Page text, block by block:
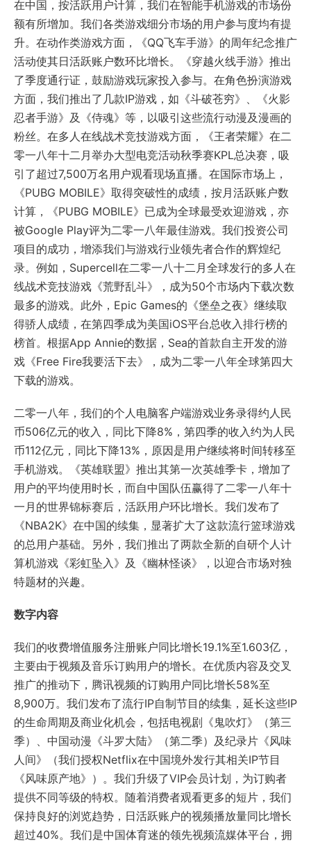
在中国，按活跃用户计算，我们在智能手机游戏的市场份
额有所增加。我们各类游戏细分市场的用户参与度均有提
升。在动作类游戏方面，《QQ飞车手游》的周年纪念推广
活动使其日活跃账户数环比增长。《穿越火线手游》推出
了季度通行证，鼓励游戏玩家投入参与。在角色扮演游戏
方面，我们推出了几款IP游戏，如《斗破苍穷》、《火影
忍者手游》及《侍魂》等，以吸引这些流行动漫及漫画的
粉丝。在多人在线战术竞技游戏方面，《王者荣耀》在二
零一八年十二月举办大型电竞活动秋季赛KPL总决赛，吸
引了超过7,500万名用户观看现场直播。在国际市场上，
《PUBG MOBILE》取得突破性的成绩，按月活跃账户数
计算，《PUBG MOBILE》已成为全球最受欢迎游戏，亦
被Google Play评为二零一八年最佳游戏。我们投资公司
项目的成功，增添我们与游戏行业领先者合作的辉煌纪
录。例如，Supercell在二零一八十二月全球发行的多人在
线战术竞技游戏《荒野乱斗》，成为50个市场内下载次数
最多的游戏。此外，Epic Games的《堡垒之夜》继续取
得骄人成绩，在第四季成为美国iOS平台总收入排行榜的
榜首。根据App Annie的数据，Sea的首款自主开发的游
戏《Free Fire我要活下去》，成为二零一八年全球第四大
下载的游戏。
二零一八年，我们的个人电脑客户端游戏业务录得约人民
币506亿元的收入，同比下降8%，第四季的收入约为人民
币112亿元，同比下降13%，原因是用户继续将时间转移至
手机游戏。《英雄联盟》推出其第一次英雄季卡，增加了
用户的平均使用时长，而自中国队伍赢得了二零一八年十
一月的世界锦标赛后，活跃用户环比增长。我们发布了
《NBA2K》在中国的续集，显著扩大了这款流行篮球游戏
的总用户基础。另外，我们推出了两款全新的自研个人计
算机游戏《彩虹坠入》及《幽林怪谈》，以迎合市场对独
特题材的兴趣。
数字内容
我们的收费增值服务注册账户同比增长19.1%至1.603亿，
主要由于视频及音乐订购用户的增长。在优质内容及交叉
推广的推动下，腾讯视频的订购用户同比增长58%至
8,900万。我们发布了流行IP自制节目的续集，延长这些IP
的生命周期及商业化机会，包括电视剧《鬼吹灯》（第三
季）、中国动漫《斗罗大陆》（第二季）及纪录片《风味
人间》（我们授权Netflix在中国境外发行其相关IP节目
《风味原产地》）。我们升级了VIP会员计划，为订购者
提供不同等级的特权。随着消费者观看更多的短片，我们
保持良好的浏览趋势，日活跃账户的视频播放量同比增长
超过40%。我们是中国体育迷的领先视频流媒体平台，拥